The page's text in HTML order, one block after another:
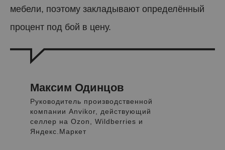
мебели, поэтому закладывают определённый
процент под бой в цену.
Максим Одинцов
Руководитель производственной
компании Anvikor, действующий
селлер на Ozon, Wildberries и
Яндекс.Маркет